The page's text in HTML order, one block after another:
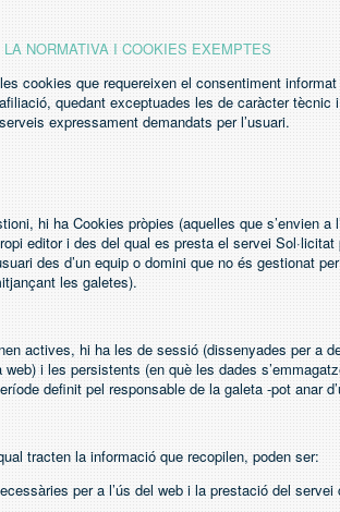
NORMATIVA I COOKIES EXEMPTES
cookies que requereixen el consentiment
quedant exceptuades les de caràcter
expressament demandats per l’usuari.
hi ha Cookies pròpies (aquelles que s’envien a
editor i des del qual es presta el servei
des d’un equip o domini que no és gestionat
les galetes).
actives, hi ha les de sessió (dissenyades per a
web) i les persistents (en què les dades
definit pel responsable de la galeta -pot anar
tracten la informació que recopilen, poden ser:
per a l’ús del web i la prestació del servei